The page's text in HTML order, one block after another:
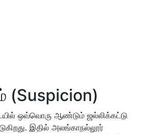
(Suspicion)
ஒவ்வொரு ஆண்டும் ஜல்லிக்கட்டு
இதில் அலங்காநல்லூர்